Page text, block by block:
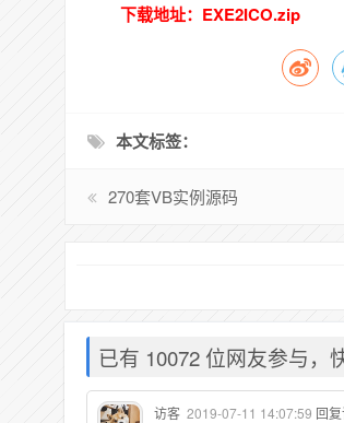
下载地址：EXE2ICO.zip
本文标签：
270套VB实例源码
已有 10072 位网友参与，
访客 2019-07-11 14:07:59 回